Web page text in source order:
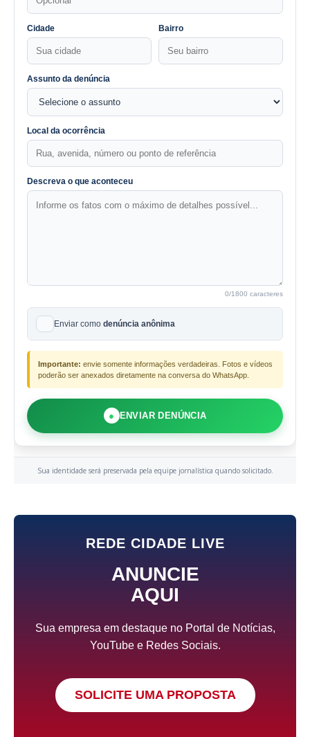
Cidade Bairro
Assunto da denúncia
Local da ocorrência
Descreva o que aconteceu
0/1800 caracteres
Enviar como denúncia anônima
Importante: envie somente informações verdadeiras. Fotos e vídeos
poderão ser anexados diretamente na conversa do WhatsApp.
● ENVIAR DENÚNCIA
Sua identidade será preservada pela equipe jornalística quando solicitado.
REDE CIDADE LIVE
ANUNCIE
AQUI
Sua empresa em destaque no Portal de Notícias,
YouTube e Redes Sociais.
SOLICITE UMA PROPOSTA